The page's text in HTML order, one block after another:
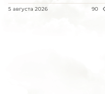
5 августа 2026 90